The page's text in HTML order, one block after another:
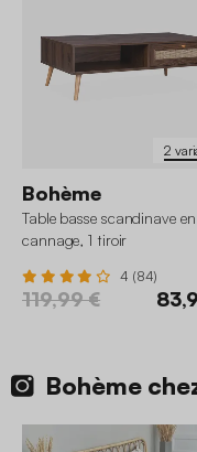
2
Bohème
Table basse scandinave en
cannage, 1 tiroir
4 (84)
119,99 €
Bohème